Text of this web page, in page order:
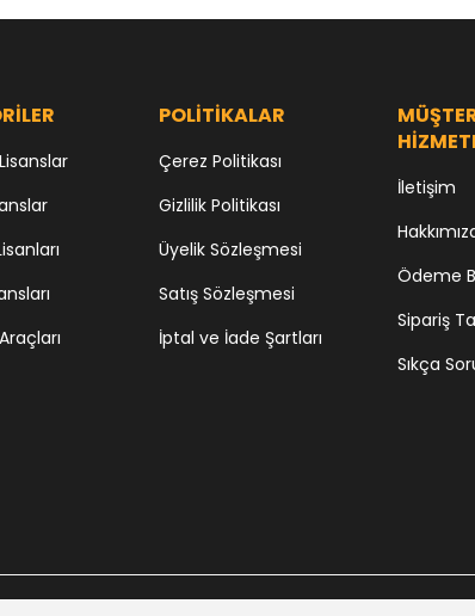
POLİTİKALAR
Çerez Politikası
Gizlilik Politikası
Üyelik Sözleşmesi
Satış Sözleşmesi
İptal ve İade Şartları
İletişim
Ödeme
Sipariş
Sıkça